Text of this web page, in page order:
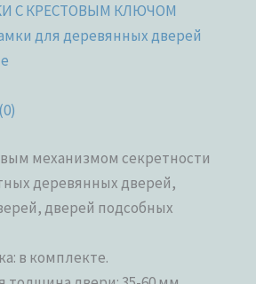
С КРЕСТОВЫМ КЛЮЧОМ
для деревянных дверей
механизмом секретности
деревянных дверей,
дверей подсобных
в комплекте.